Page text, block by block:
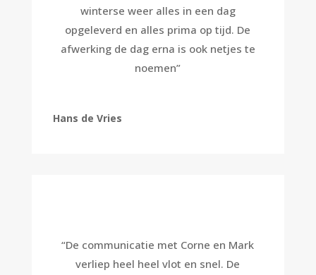
winterse weer alles in een dag
opgeleverd en alles prima op tijd. De
afwerking de dag erna is ook netjes te
noemen”
Hans de Vries
“De communicatie met Corne en Mark
verliep heel heel vlot en snel. De